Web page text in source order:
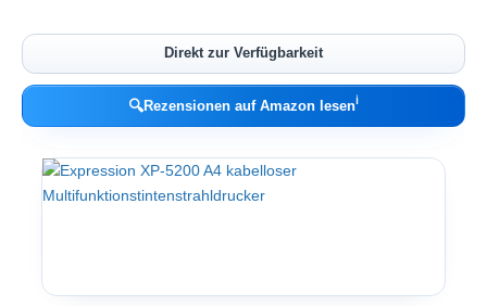
Direkt zur Verfügbarkeit
🔍Rezensionen auf Amazon lesenℹ︎